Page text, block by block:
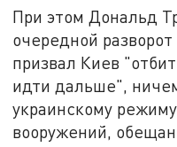
При этом Дональд
очередной
призвал Киев
идти дальше",
украинскому
вооружений,